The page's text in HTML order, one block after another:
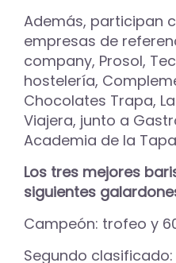
Además, participan
empresas de
company, Prosol,
hostelería,
Chocolates Trapa,
Viajera, junto a
Academia de la
Los tres mejores
siguientes
Campeón: trofeo y
Segundo